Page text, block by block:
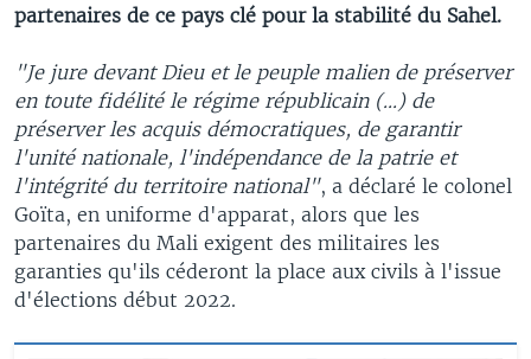
partenaires de ce pays clé pour la stabilité du Sahel.
"Je jure devant Dieu et le peuple malien de préserver
en toute fidélité le régime républicain (...) de
préserver les acquis démocratiques, de garantir
l'unité nationale, l'indépendance de la patrie et
l'intégrité du territoire national", a déclaré le colonel
Goïta, en uniforme d'apparat, alors que les
partenaires du Mali exigent des militaires les
garanties qu'ils céderont la place aux civils à l'issue
d'élections début 2022.